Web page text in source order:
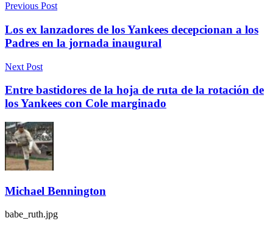
Previous Post
Los ex lanzadores de los Yankees decepcionan a los
Padres en la jornada inaugural
Next Post
Entre bastidores de la hoja de ruta de la rotación de
los Yankees con Cole marginado
Michael Bennington
babe_ruth.jpg